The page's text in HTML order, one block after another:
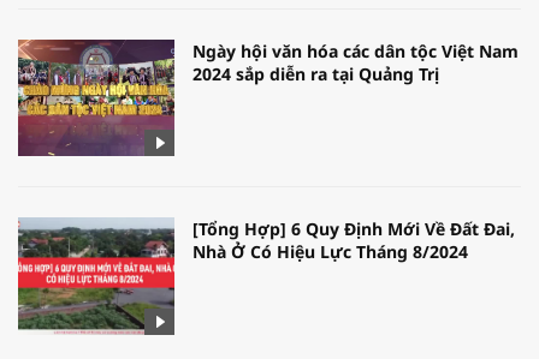
Ngày hội văn hóa các dân tộc Việt Nam
2024 sắp diễn ra tại Quảng Trị
[Tổng Hợp] 6 Quy Định Mới Về Đất Đai,
Nhà Ở Có Hiệu Lực Tháng 8/2024